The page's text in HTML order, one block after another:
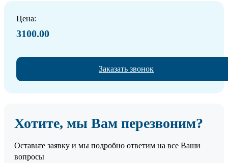
Цена:
3100.00
Заказать звонок
Хотите, мы Вам перезвоним?
Оставьте заявку и мы подробно ответим на все Ваши
вопросы